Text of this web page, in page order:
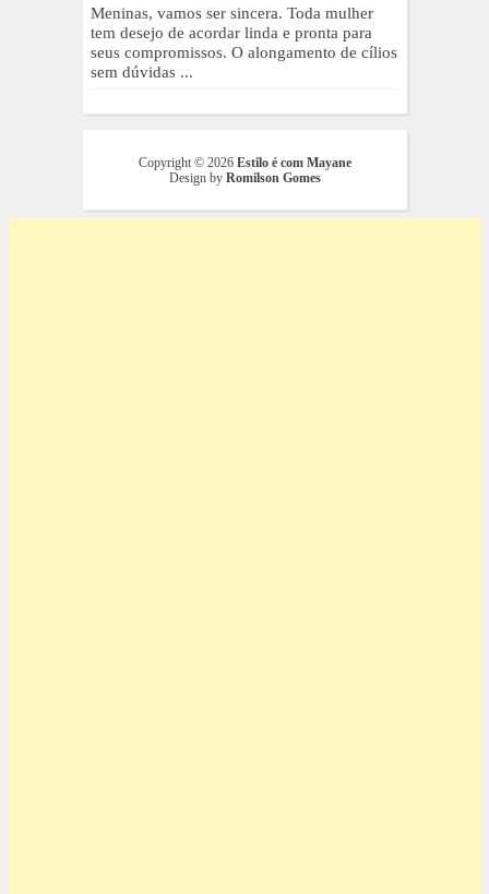
Meninas, vamos ser sincera. Toda mulher
tem desejo de acordar linda e pronta para
seus compromissos. O alongamento de cílios
sem dúvidas ...
Copyright © 2026 Estilo é com Mayane
Design by Romilson Gomes